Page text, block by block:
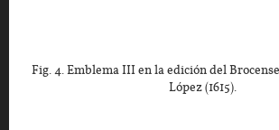
Fig. 4. Emblema III en la edición del
López (1615).